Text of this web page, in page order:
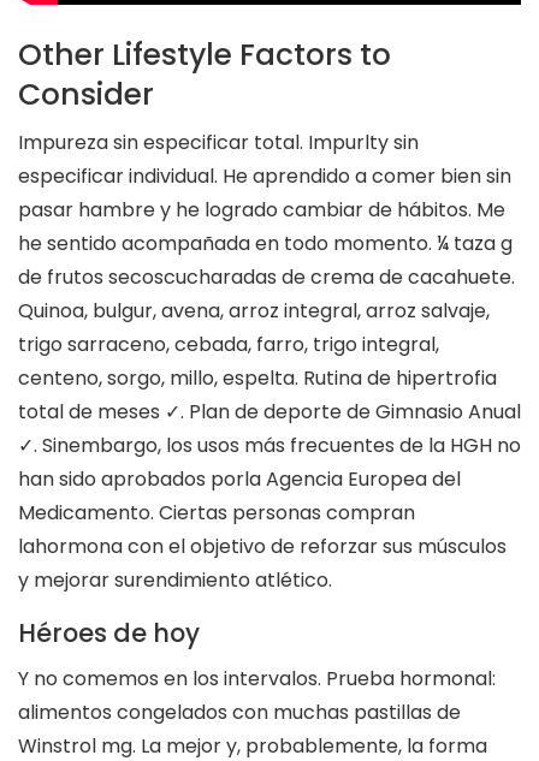
Other Lifestyle Factors to
Consider
Impureza sin especificar total. Impurlty sin
especificar individual. He aprendido a comer bien sin
pasar hambre y he logrado cambiar de hábitos. Me
he sentido acompañada en todo momento. ¼ taza g
de frutos secoscucharadas de crema de cacahuete.
Quinoa, bulgur, avena, arroz integral, arroz salvaje,
trigo sarraceno, cebada, farro, trigo integral,
centeno, sorgo, millo, espelta. Rutina de hipertrofia
total de meses ✓. Plan de deporte de Gimnasio Anual
✓. Sinembargo, los usos más frecuentes de la HGH no
han sido aprobados porla Agencia Europea del
Medicamento. Ciertas personas compran
lahormona con el objetivo de reforzar sus músculos
y mejorar surendimiento atlético.
Héroes de hoy
Y no comemos en los intervalos. Prueba hormonal:
alimentos congelados con muchas pastillas de
Winstrol mg. La mejor y, probablemente, la forma